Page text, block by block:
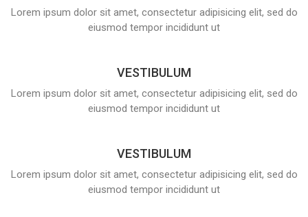
Lorem ipsum dolor sit amet, consectetur adipisicing elit, sed do
eiusmod tempor incididunt ut
VESTIBULUM
Lorem ipsum dolor sit amet, consectetur adipisicing elit, sed do
eiusmod tempor incididunt ut
VESTIBULUM
Lorem ipsum dolor sit amet, consectetur adipisicing elit, sed do
eiusmod tempor incididunt ut